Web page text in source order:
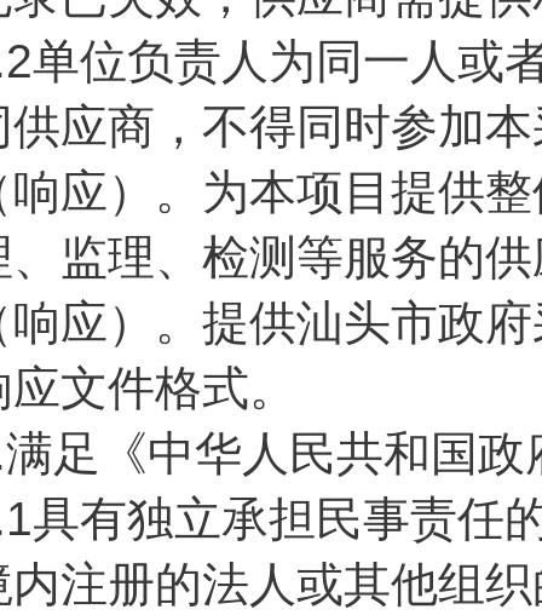
单位负责人为同一人或
供应商，不得同时参加
响应）。为本项目提供
、监理、检测等服务的
响应）。提供汕头市政
文件格式。
足《中华人民共和国
具有独立承担民事责任
内注册的法人或其他组